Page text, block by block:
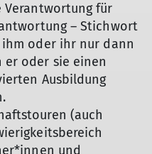
Verantwortung für
– Stichwort
ihm oder ihr nur dann
er oder sie einen
Ausbildung
(auch
und